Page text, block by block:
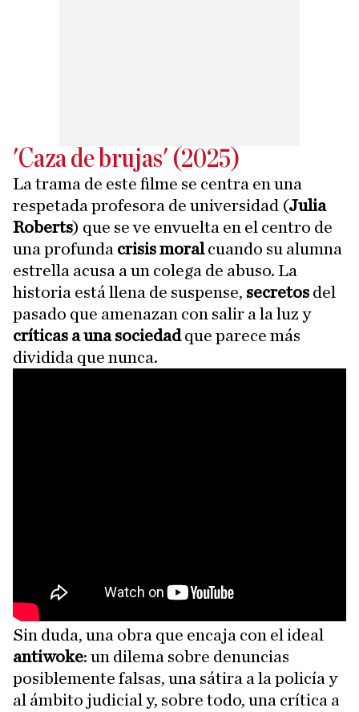
'Caza de brujas' (2025)
La trama de este filme se centra en una
respetada profesora de universidad (Julia
Roberts) que se ve envuelta en el centro de
una profunda crisis moralcuando su alumna
estrella acusa a un colega de abuso. La
historia está llena de suspense, secretos del
pasado que amenazan con salir a la luz y
críticas a una sociedadque parece más
dividida que nunca.
Sin duda, una obra que encaja con el ideal
antiwoke: un dilema sobre denuncias
posiblemente falsas, una sátira a la policía y
al ámbito judicial y, sobre todo, una crítica a